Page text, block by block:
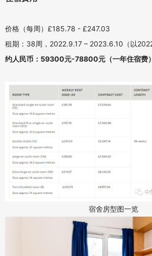
价格（每周）£185.78 - £247.03
租期：38周，2022.9.17 – 2023.6.10（以2022
约人民币：59300元-78800元（一年住宿费）
宿舍房型图一览